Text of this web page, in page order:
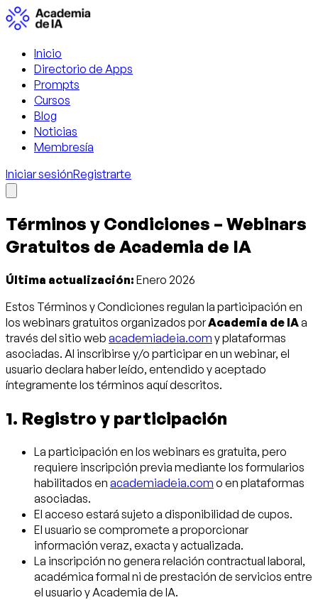
Inicio
Directorio de Apps
Prompts
Cursos
Blog
Noticias
Membresía
Iniciar sesiónRegistrarte
Términos y Condiciones – Webinars
Gratuitos de Academia de IA
Última actualización: Enero 2026
Estos Términos y Condiciones regulan la participación en
los webinars gratuitos organizados porAcademia de IAa
través del sitio web academiadeia.com y plataformas
asociadas. Al inscribirse y/o participar en un webinar, el
usuario declara haber leído, entendido y aceptado
íntegramente los términos aquí descritos.
1. Registro y participación
La participación en los webinars es gratuita, pero
requiere inscripción previa mediante los formularios
habilitados en academiadeia.com o en plataformas
asociadas.
El acceso estará sujeto a disponibilidad de cupos.
El usuario se compromete a proporcionar
información veraz, exacta y actualizada.
La inscripción no genera relación contractual laboral,
académica formal ni de prestación de servicios entre
el usuario y Academia de IA.